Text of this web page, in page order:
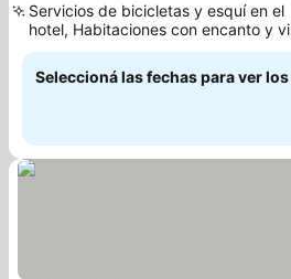
Servicios de bicicletas y esquí en el
hotel, Habitaciones con encanto y
a la montaña
Seleccioná las fechas para ver